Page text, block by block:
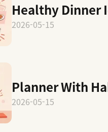
Healthy Dinner
2026-05-15
Planner With
2026-05-15